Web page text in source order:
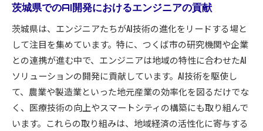
茨城県でのAI開発におけるエンジニアの貢献
茨城県は、エンジニアたちがAI技術の進化をリードする場と
して注目を集めています。特に、つくば市の研究機関や企業
との連携が進む中で、エンジニアは地域の特性に合わせたAI
ソリューションの開発に貢献しています。AI技術を駆使し
て、農業や製造業といった地元産業の効率化を図るだけでな
く、医療技術の向上やスマートシティの構築にも取り組んで
います。これらの取り組みは、地域経済の活性化に寄与する